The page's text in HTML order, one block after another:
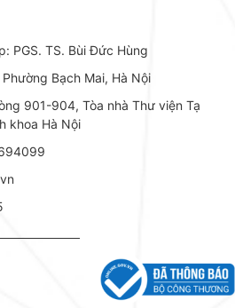
PGS. TS. Bùi Đức Hùng
Bạch Mai, Hà Nội
901-904, Tòa nhà Thư viện Tạ
khoa Hà Nội